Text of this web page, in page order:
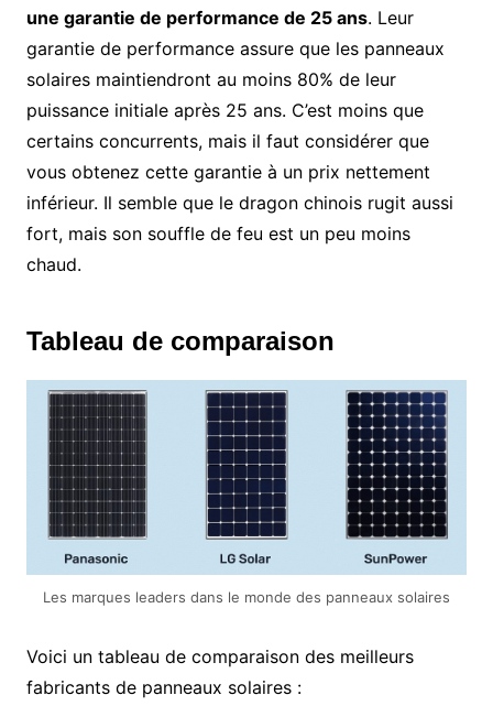
une garantie de performance de 25 ans. Leur
garantie de performance assure que les panneaux
solaires maintiendront au moins 80% de leur
puissance initiale après 25 ans. C’est moins que
certains concurrents, mais il faut considérer que
vous obtenez cette garantie à un prix nettement
inférieur. Il semble que le dragon chinois rugit aussi
fort, mais son souffle de feu est un peu moins
chaud.
Tableau de comparaison
Les marques leaders dans le monde des panneaux solaires
Voici un tableau de comparaison des meilleurs
fabricants de panneaux solaires :